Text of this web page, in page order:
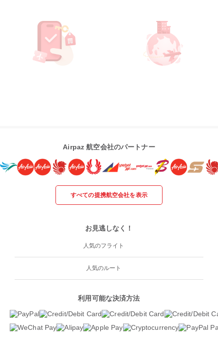
Airpaz 航空会社のパートナー
すべての提携航空会社を表示
お見逃しなく！
人気のフライト
人気のルート
利用可能な決済方法